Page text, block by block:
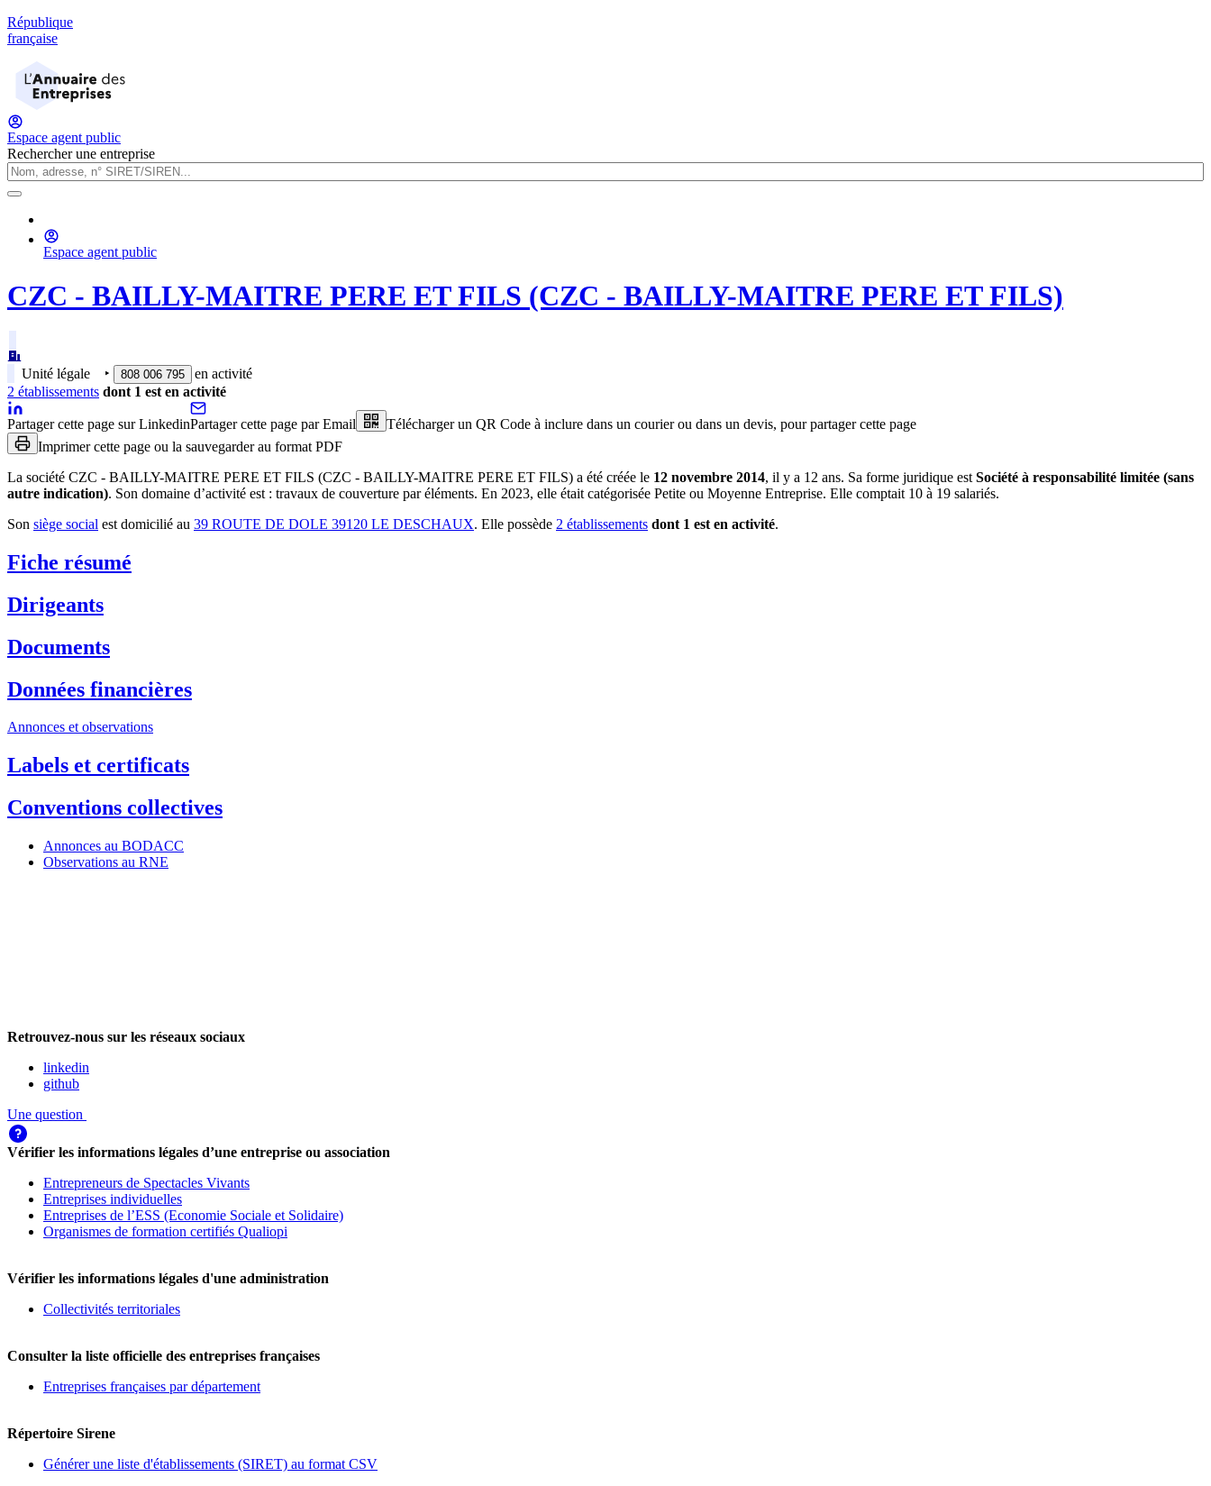
République
française
Espace agent public
Rechercher une entreprise
Espace agent public
CZC - BAILLY-MAITRE PERE ET FILS (CZC - BAILLY-MAITRE PERE ET FILS)
Unité légale ‣ 808 006 795
en activité
2 établissements dont 1 est en activité
Partager cette page sur LinkedinPartager cette page par Email
Télécharger un QR Code à inclure dans un courier ou dans un devis, pour partager cette page
Imprimer cette page ou la sauvegarder au format PDF
La société CZC - BAILLY-MAITRE PERE ET FILS (CZC - BAILLY-MAITRE PERE ET FILS) a été créée le 12 novembre 2014, il y a 12 ans. Sa forme juridique est Société à responsabilité limitée (sans
autre indication). Son domaine d’activité est : travaux de couverture par éléments. En 2023, elle était catégorisée Petite ou Moyenne Entreprise. Elle comptait 10 à 19 salariés.
Son siège social est domicilié au 39 ROUTE DE DOLE 39120 LE DESCHAUX. Elle possède 2 établissements dont 1 est en activité.
Fiche résumé
Dirigeants
Documents
Données financières
Annonces et observations
Labels et certificats
Conventions collectives
Annonces au BODACC
Observations au RNE
Retrouvez-nous sur les réseaux sociaux
linkedin
github
Une question
Vérifier les informations légales d’une entreprise ou association
Entrepreneurs de Spectacles Vivants
Entreprises individuelles
Entreprises de l’ESS (Economie Sociale et Solidaire)
Organismes de formation certifiés Qualiopi
Vérifier les informations légales d'une administration
Collectivités territoriales
Consulter la liste officielle des entreprises françaises
Entreprises françaises par département
Répertoire Sirene
Générer une liste d'établissements (SIRET) au format CSV